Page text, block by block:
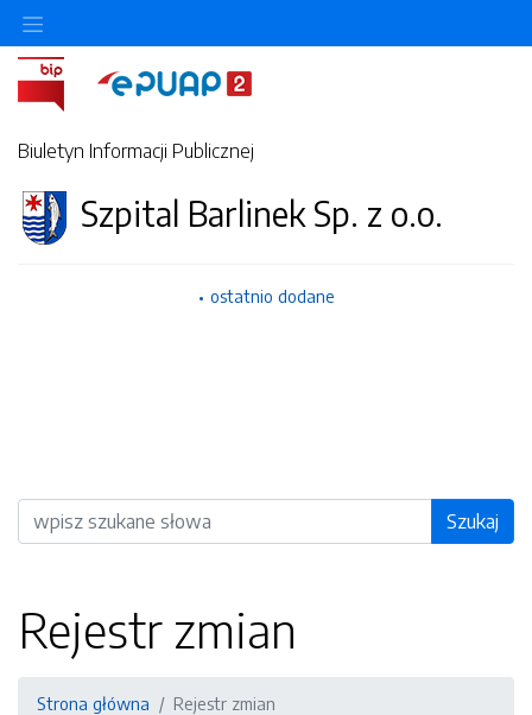
Biuletyn Informacji Publicznej
Szpital Barlinek Sp. z o.o.
ostatnio dodane
Wyszukiwarka Szukaj
Rejestr zmian
Strona główna Rejestr zmian